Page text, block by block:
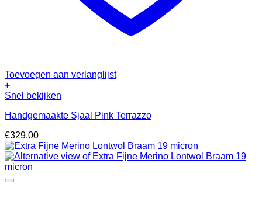
Toevoegen aan verlanglijst
+
Snel bekijken
Handgemaakte Sjaal Pink Terrazzo
€329.00